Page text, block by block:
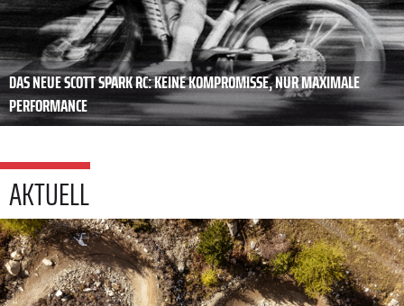
DAS NEUE SCOTT SPARK RC: KEINE KOMPROMISSE, NUR MAXIMALE
PERFORMANCE
AKTUELL